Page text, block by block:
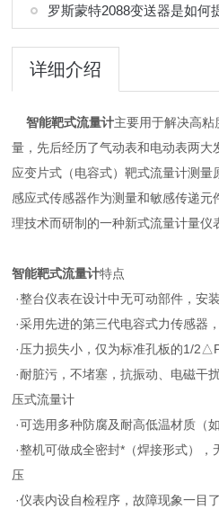
罗斯蒙特2088变送器是如何
详细介绍
智能靶式流量计主要用于解决高粘
量，先后经历了气动表和电动表两
应变片式（电容式）靶式流量计测量
感应式传感器作为测量和敏感传递
理技术而研制的一种新式流量计量仪
智能靶式流量计特点
·整台仪表在设计中无可动部件，安
·采用先进的第三代电容式力传感器
·压力损失小，仅为标准孔板的1/
·耐脏污，不堵塞，抗振动、电磁干
压式流量计
·可选用多种防腐及耐高低温材质（
·整机可做成全密封*（焊接形式）
压
·仪表内设自检程序，故障现象一目